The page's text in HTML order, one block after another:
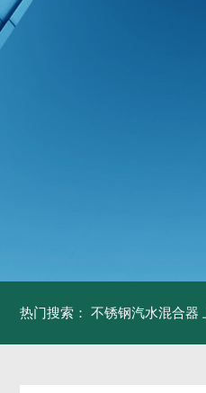
热门搜索： 不锈钢汽水混合器